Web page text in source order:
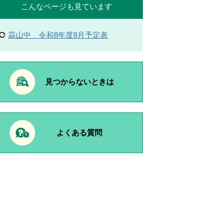
こんなページも見ています
蒜山中 令和8年度8月予定表
見つからないときは
よくある質問